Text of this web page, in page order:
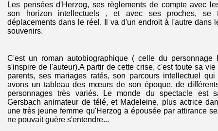
Les pensées d'Herzog, ses règlements de compte avec
son horizon intellectuels , et avec ses proches, se
déplacements dans le réel. Il va d'un endroit à l'autre dans
souvenirs.
C'est un roman autobiographique ( celle du personnage
s'inspire de l'auteur).A partir de cette crise, c'est toute sa
parents, ses mariages ratés, son parcours intellectuel
avons un tableau des mœurs de son époque, de
personnages très variés. Le monde du spectacle est
Gersbach animateur de télé, et Madeleine, plus actrice
une très jeune femme qu'Herzog a épousée par attirance
ne pouvait guère s'entendre...